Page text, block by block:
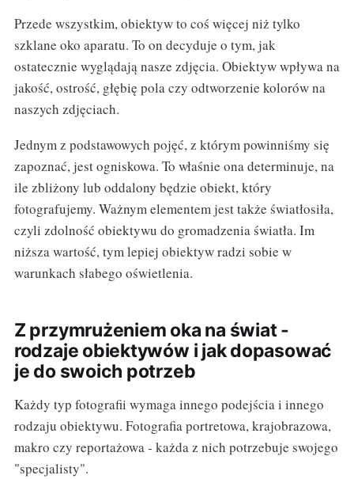
Przede wszystkim, obiektyw to coś więcej niż tylko
szklane oko aparatu. To on decyduje o tym, jak
ostatecznie wyglądają nasze zdjęcia. Obiektyw wpływa na
jakość, ostrość, głębię pola czy odtworzenie kolorów na
naszych zdjęciach.
Jednym z podstawowych pojęć, z którym powinniśmy się
zapoznać, jest ogniskowa. To właśnie ona determinuje, na
ile zbliżony lub oddalony będzie obiekt, który
fotografujemy. Ważnym elementem jest także światłosiła,
czyli zdolność obiektywu do gromadzenia światła. Im
niższa wartość, tym lepiej obiektyw radzi sobie w
warunkach słabego oświetlenia.
Z przymrużeniem oka na świat -
rodzaje obiektywów i jak dopasować
je do swoich potrzeb
Każdy typ fotografii wymaga innego podejścia i innego
rodzaju obiektywu. Fotografia portretowa, krajobrazowa,
makro czy reportażowa - każda z nich potrzebuje swojego
"specjalisty".